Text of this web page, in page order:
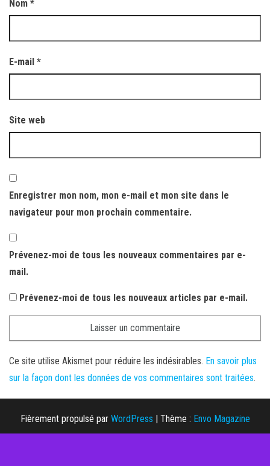
Nom *
E-mail *
Site web
Enregistrer mon nom, mon e-mail et mon site dans le
navigateur pour mon prochain commentaire.
Prévenez-moi de tous les nouveaux commentaires par e-
mail.
Prévenez-moi de tous les nouveaux articles par e-mail.
Ce site utilise Akismet pour réduire les indésirables. En savoir plus
sur la façon dont les données de vos commentaires sont traitées.
Fièrement propulsé par WordPress | Thème : Envo Magazine